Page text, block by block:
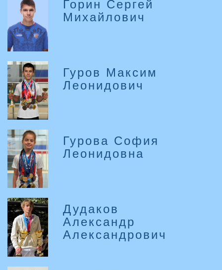
Горин Сергей
Михайлович
Гуров Максим
Леонидович
Гурова София
Леонидовна
Дудаков
Александр
Александрович